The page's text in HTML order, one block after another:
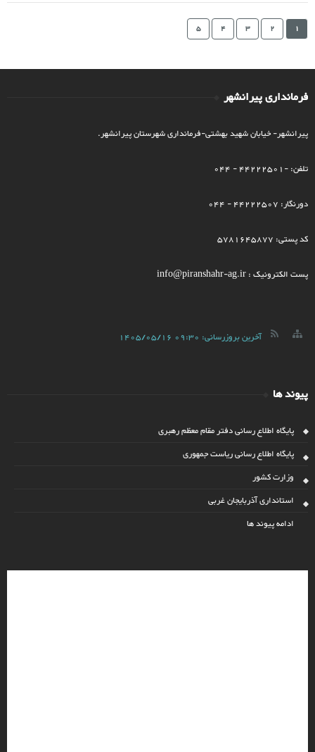
1
2
3
4
5
فرمانداری پیرانشهر
پیرانشهر- خیابان شهید بهشتی-فرمانداری شهرستان پیرانشهر.
تلفن: -44222501 - 044
دورنگار: 44222507 - 044
کد پستی: 5781645877
پست الکترونیک : info@piranshahr-ag.ir
آخرین بروزرسانی: 1405/05/16 09:30
پیوند ها
پایگاه اطلاع رسانی دفتر مقام معظم رهبری
پایگاه اطلاع رسانی ریاست جمهوری
وزارت کشور
استانداری آذربایجان غربی
ادامه پیوند ها